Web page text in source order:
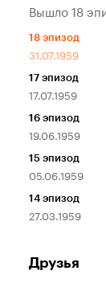
Вышло 18
18 эпизод
31.07.1959
17 эпизод
17.07.1959
16 эпизод
19.06.1959
15 эпизод
05.06.1959
14 эпизод
27.03.1959
Друзья